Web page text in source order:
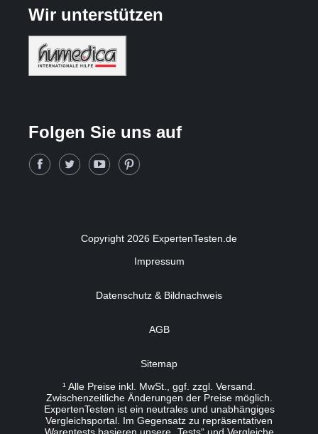
Wir unterstützen
Folgen Sie uns auf
Copyright 2026 ExpertenTesten.de
Impressum
Datenschutz & Bildnachweis
AGB
Sitemap
¹ Alle Preise inkl. MwSt., ggf. zzgl. Versand.
Zwischenzeitliche Änderungen der Preise möglich.
ExpertenTesten ist ein neutrales und unabhängiges
Vergleichsportal. Im Gegensatz zu repräsentativen
Warentests basieren unsere „Tests“ und Vergleiche